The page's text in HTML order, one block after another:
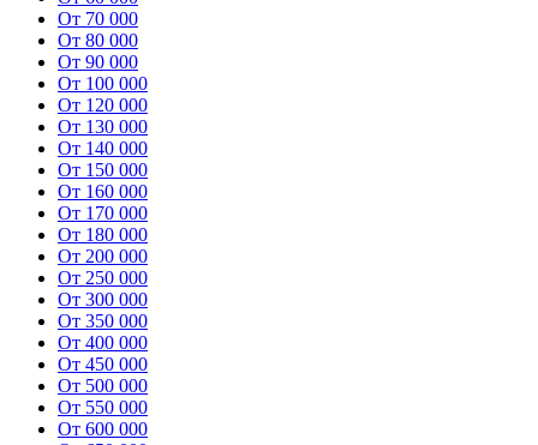
От 70 000
От 80 000
От 90 000
От 100 000
От 120 000
От 130 000
От 140 000
От 150 000
От 160 000
От 170 000
От 180 000
От 200 000
От 250 000
От 300 000
От 350 000
От 400 000
От 450 000
От 500 000
От 550 000
От 600 000